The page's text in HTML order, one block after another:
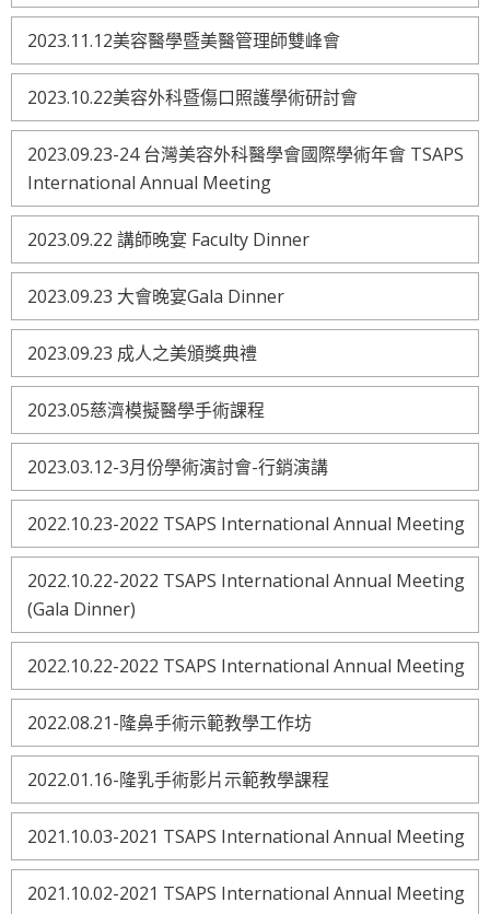
2023.11.12美容醫學暨美醫管理師雙峰會
2023.10.22美容外科暨傷口照護學術研討會
2023.09.23-24 台灣美容外科醫學會國際學術年會 TSAPS
International Annual Meeting
2023.09.22 講師晚宴 Faculty Dinner
2023.09.23 大會晚宴Gala Dinner
2023.09.23 成人之美頒獎典禮
2023.05慈濟模擬醫學手術課程
2023.03.12-3月份學術演討會-行銷演講
2022.10.23-2022 TSAPS International Annual Meeting
2022.10.22-2022 TSAPS International Annual Meeting
(Gala Dinner)
2022.10.22-2022 TSAPS International Annual Meeting
2022.08.21-隆鼻手術示範教學工作坊
2022.01.16-隆乳手術影片示範教學課程
2021.10.03-2021 TSAPS International Annual Meeting
2021.10.02-2021 TSAPS International Annual Meeting